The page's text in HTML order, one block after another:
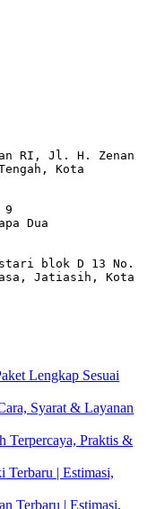
RI, Jl. H. Zenan
Kota
9
Dua
blok D 13 No.
Jatiasih, Kota
Lengkap Sesuai
Syarat & Layanan
Terpercaya, Praktis &
| Estimasi,
Terbaru | Estimasi,